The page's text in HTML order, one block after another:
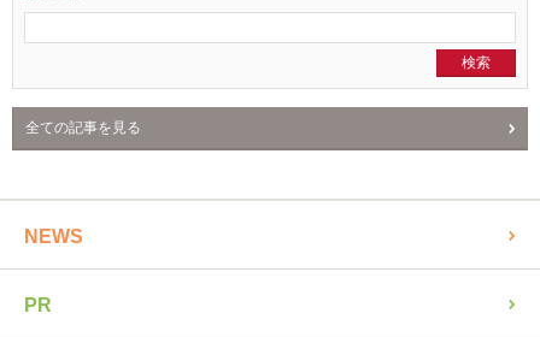
全ての記事を見る
NEWS
PR